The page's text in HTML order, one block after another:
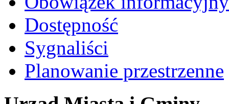
Dostępność
Sygnaliści
Planowanie przestrzenne